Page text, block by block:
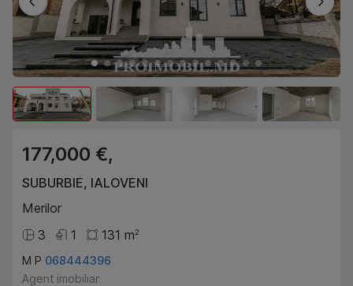
177,000 €,
SUBURBIE, IALOVENI
Merilor
3
1 131 m2
M P 068444396
Agent imobiliar